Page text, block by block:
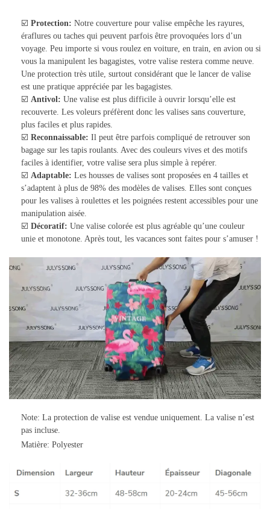
☑️ Protection: Notre couverture pour valise empêche les rayures,
éraflures ou taches qui peuvent parfois être provoquées lors d’un
voyage. Peu importe si vous roulez en voiture, en train, en avion ou si
vous la manipulent les bagagistes, votre valise restera comme neuve.
Une protection très utile, surtout considérant que le lancer de valise
est une pratique appréciée par les bagagistes.
☑️ Antivol: Une valise est plus difficile à ouvrir lorsqu’elle est
recouverte. Les voleurs préfèrent donc les valises sans couverture,
plus faciles et plus rapides.
☑️ Reconnaissable: Il peut être parfois compliqué de retrouver son
bagage sur les tapis roulants. Avec des couleurs vives et des motifs
faciles à identifier, votre valise sera plus simple à repérer.
☑️ Adaptable: Les housses de valises sont proposées en 4 tailles et
s’adaptent à plus de 98% des modèles de valises. Elles sont conçues
pour les valises à roulettes et les poignées restent accessibles pour une
manipulation aisée.
☑️ Décoratif: Une valise colorée est plus agréable qu’une couleur
unie et monotone. Après tout, les vacances sont faites pour s’amuser !
Note: La protection de valise est vendue uniquement. La valise n’est
pas incluse.
Matière: Polyester